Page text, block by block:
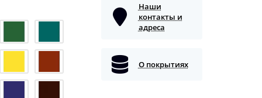
Наши
контакты и
адреса
О покрытиях